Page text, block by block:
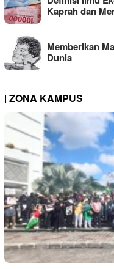
Kaprah dan
Memberikan
Dunia
| ZONA KAMPUS